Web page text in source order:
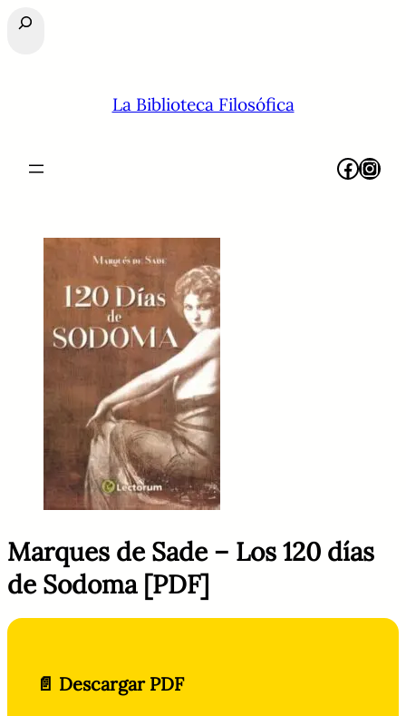
Buscar
La Biblioteca Filosófica
Facebook Instagram
Marques de Sade – Los 120 días
de Sodoma [PDF]
📄 Descargar PDF